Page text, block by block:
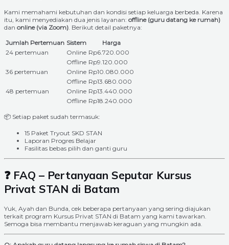
Kami memahami kebutuhan dan kondisi setiap keluarga berbeda. Karena
itu, kami menyediakan dua jenis layanan: offline (guru datang ke rumah)
dan online (via Zoom). Berikut detail paketnya:
Jumlah Pertemuan Sistem
Harga
24 pertemuan
Online Rp6.720.000
Offline Rp9.120.000
36 pertemuan
Online Rp10.080.000
Offline Rp13.680.000
48 pertemuan
Online Rp13.440.000
Offline Rp18.240.000
📦 Setiap paket sudah termasuk:
15 Paket Tryout SKD STAN
Laporan Progres Belajar
Fasilitas bebas pilih dan ganti guru
❓ FAQ – Pertanyaan Seputar Kursus
Privat STAN di Batam
Yuk, Ayah dan Bunda, cek beberapa pertanyaan yang sering diajukan
terkait program Kursus Privat STAN di Batam yang kami tawarkan.
Semoga bisa membantu menjawab keraguan yang mungkin ada.